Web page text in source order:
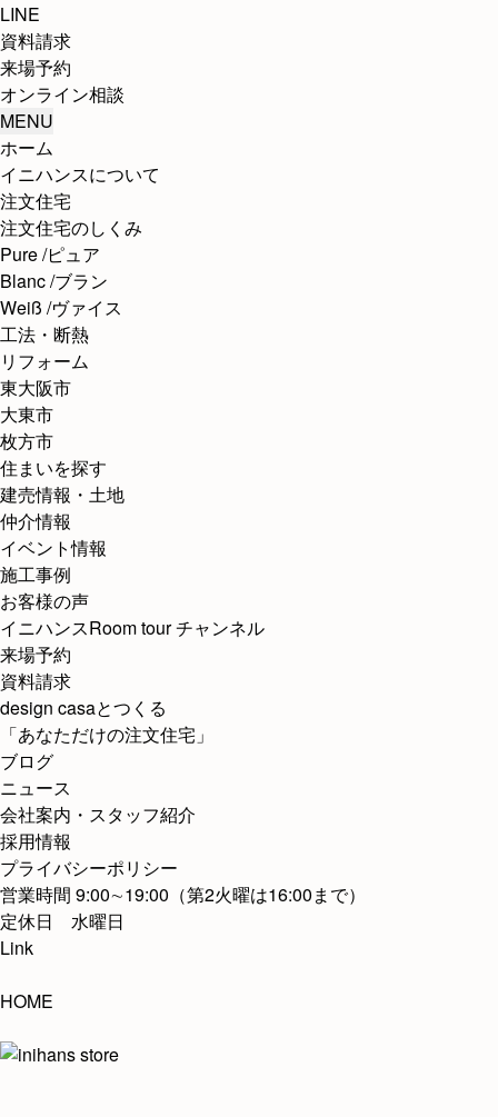
LINE
資料請求
来場予約
オンライン相談
MENU
ホーム
イニハンスについて
注文住宅
注文住宅のしくみ
Pure /ピュア
Blanc /ブラン
Weiß /ヴァイス
工法・断熱
リフォーム
東大阪市
大東市
枚方市
住まいを探す
建売情報・土地
仲介情報
イベント情報
施工事例
お客様の声
イニハンスRoom tour チャンネル
来場予約
資料請求
design casaとつくる
「あなただけの注文住宅」
ブログ
ニュース
会社案内・スタッフ紹介
採用情報
プライバシーポリシー
営業時間 9:00∼19:00（第2火曜は16:00まで）
定休日 水曜日
Link
HOME